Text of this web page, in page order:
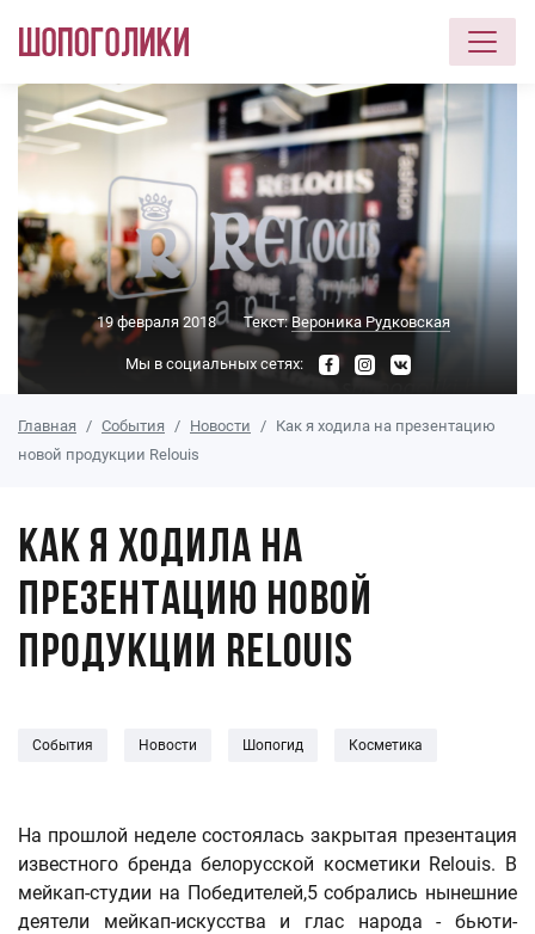
Перейти к основному содержанию
19 февраля 2018 Текст:Вероника Рудковская
Мы в социальных сетях:
Главная События Новости
Как я ходила на презентацию
новой продукции Relouis
Как я ходила на
презентацию новой
продукции Relouis
События Новости Шопогид Косметика
На прошлой неделе состоялась закрытая презентация
известного бренда белорусской косметики Relouis. В
мейкап-студии на Победителей,5 собрались нынешние
деятели мейкап-искусства и глас народа - бьюти-